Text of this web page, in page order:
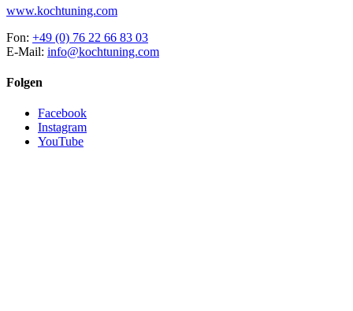
www.kochtuning.com
Fon: +49 (0) 76 22 66 83 03
E-Mail: info@kochtuning.com
Folgen
Facebook
Instagram
YouTube